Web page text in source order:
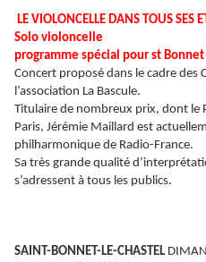
LE VIOLONCELLE DANS TOUS SES
Solo violoncelle
programme spécial pour st Bonnet
Concert proposé dans le cadre des
l’association La Bascule.
Titulaire de nombreux prix, dont le
Paris, Jérémie Maillard est
philharmonique de Radio-France.
Sa très grande qualité
s’adressent à tous les publics.
SAINT-BONNET-LE-CHASTEL